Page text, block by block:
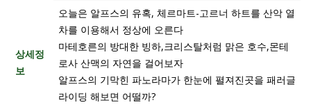
상세정
보
오늘은 알프스의 유혹, 체르마트-고르너 하트를 산악 열
차를 이용해서 정상에 오른다
마테호른의 방대한 빙하,크리스탈처럼 맑은 호수,몬테
로사 산맥의 자연을 걸어보자
알프스의 기막힌 파노라마가 한눈에 펼져진곳을 패러글
라이딩 해보면 어떨까?